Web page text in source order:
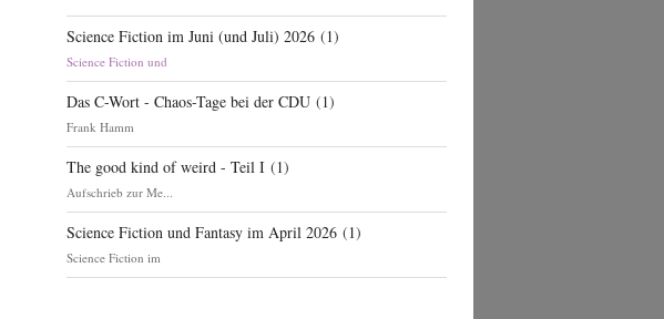
Science Fiction im Juni (und Juli) 2026 (1)
Science Fiction und
Das C-Wort - Chaos-Tage bei der CDU (1)
Frank Hamm
The good kind of weird - Teil I (1)
Aufschrieb zur Me...
Science Fiction und Fantasy im April 2026 (1)
Science Fiction im